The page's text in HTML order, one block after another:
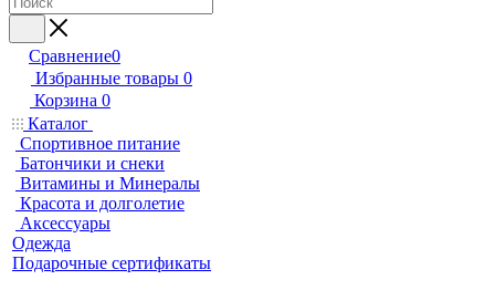
Сравнение0
Избранные товары 0
Корзина 0
Каталог
Спортивное питание
Батончики и снеки
Витамины и Минералы
Красота и долголетие
Аксессуары
Одежда
Подарочные сертификаты